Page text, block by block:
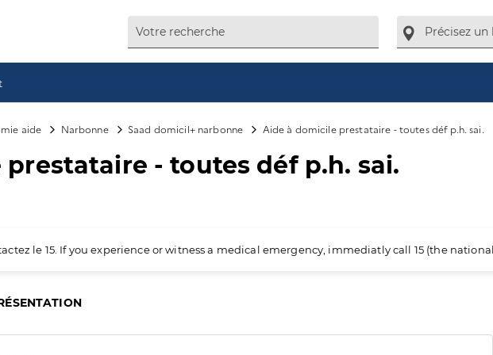
aide Narbonne Saad domicil+ narbonne Aide à domicile prestataire - toutes déf p.h. sai.
- toutes déf p.h. sai.
le 15. If you experience or witness a medical emergency, immediatly call 15 (the